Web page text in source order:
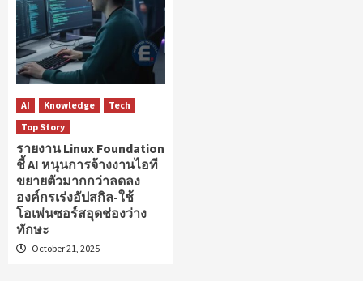
AI Knowledge
Tech
Top Story
รายงาน Linux Foundation
ชี้ AI หนุนการจ้างงานไอที
ขยายตัวมากกว่าลดลง
องค์กรเร่งอัปสกิล-ใช้
โอเพ่นซอร์สอุดช่องว่าง
ทักษะ
October 21, 2025